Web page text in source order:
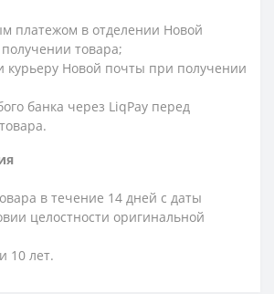
платежом в отделении Новой
товара;
Новой почты при получении
банка через LiqPay перед
в течение 14 дней с даты
целостности оригинальной
10 лет.